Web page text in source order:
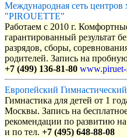
Международная сеть центров
"PIROUETTE"
Работаем с 2010 г.
гарантированный результат
разрядов, сборы,
родителей. Запись на
+7 (499) 136-81-80
Европейский
Гимнастика для детей от 1
Москвы. Запись на
рекомендации по развитию на
и по тел. +7 (495) 648-88-08